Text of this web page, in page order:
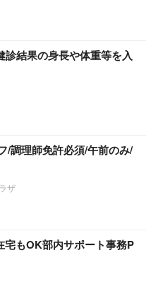
結果の身長や体重等を入
/調理師免許必須/午前のみ/
ザ
もOK部内サポート事務P